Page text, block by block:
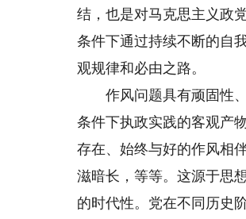
结，也是对马克思主义政
条件下通过持续不断的自
观规律和必由之路。
作风问题具有顽固性、
条件下执政实践的客观产
存在、始终与好的作风相
滋暗长，等等。这源于思
的时代性。党在不同历史